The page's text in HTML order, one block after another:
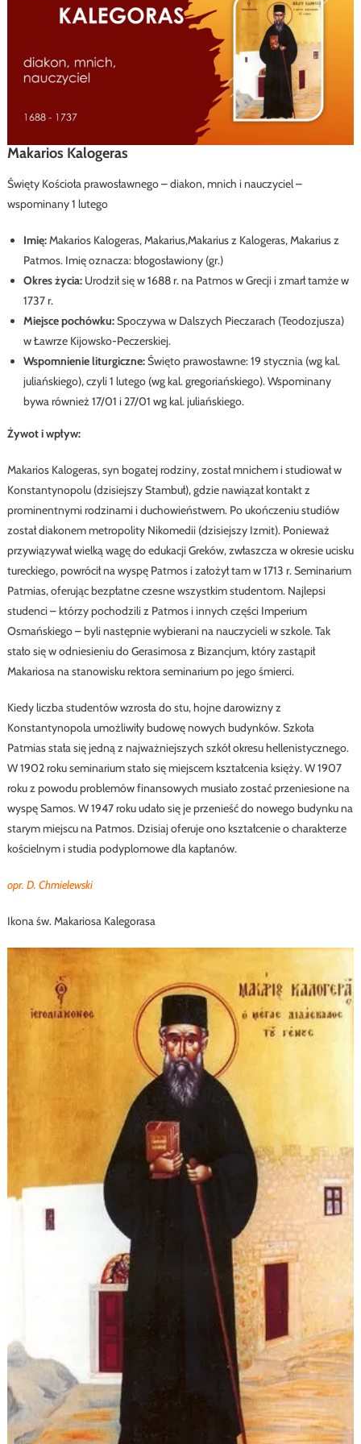
Makarios Kalogeras
Święty Kościoła prawosławnego – diakon, mnich i nauczyciel –
wspominany 1 lutego
Imię:Makarios Kalogeras, Makarius,Makarius z Kalogeras, Makarius z
Patmos. Imię oznacza: błogosławiony (gr.)
Okres życia:Urodził się w 1688 r. na Patmos w Grecji i zmarł tamże w
1737 r.
Miejsce pochówku:Spoczywa w Dalszych Pieczarach (Teodozjusza)
w Ławrze Kijowsko-Peczerskiej.
Wspomnienie liturgiczne:Święto prawosławne: 19 stycznia (wg kal.
juliańskiego), czyli 1 lutego (wg kal. gregoriańskiego). Wspominany
bywa również 17/01 i 27/01 wg kal. juliańskiego.
Żywot i wpływ:
Makarios Kalogeras, syn bogatej rodziny, został mnichem i studiował w
Konstantynopolu (dzisiejszy Stambuł), gdzie nawiązał kontakt z
prominentnymi rodzinami i duchowieństwem. Po ukończeniu studiów
został diakonem metropolity Nikomedii (dzisiejszy Izmit). Ponieważ
przywiązywał wielką wagę do edukacji Greków, zwłaszcza w okresie ucisku
tureckiego, powrócił na wyspę Patmos i założył tam w 1713 r. Seminarium
Patmias, oferując bezpłatne czesne wszystkim studentom. Najlepsi
studenci – którzy pochodzili z Patmos i innych części Imperium
Osmańskiego – byli następnie wybierani na nauczycieli w szkole. Tak
stało się w odniesieniu do Gerasimosa z Bizancjum, który zastąpił
Makariosa na stanowisku rektora seminarium po jego śmierci.
Kiedy liczba studentów wzrosła do stu, hojne darowizny z
Konstantynopola umożliwiły budowę nowych budynków. Szkoła
Patmias stała się jedną z najważniejszych szkół okresu hellenistycznego.
W 1902 roku seminarium stało się miejscem kształcenia księży. W 1907
roku z powodu problemów finansowych musiało zostać przeniesione na
wyspę Samos. W 1947 roku udało się je przenieść do nowego budynku na
starym miejscu na Patmos. Dzisiaj oferuje ono kształcenie o charakterze
kościelnym i studia podyplomowe dla kapłanów.
opr. D. Chmielewski
Ikona św. Makariosa Kalegorasa